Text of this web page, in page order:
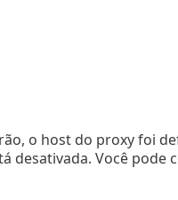
o host do proxy foi
desativada. Você pode